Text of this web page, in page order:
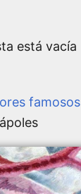
está vacía
famosos